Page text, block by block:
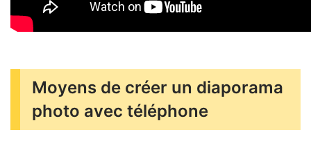
Moyens de créer un diaporama
photo avec téléphone